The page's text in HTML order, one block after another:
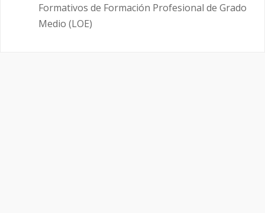
Formativos de Formación Profesional de Grado
Medio (LOE)